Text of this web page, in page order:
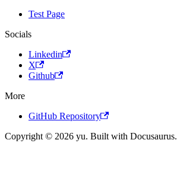
Test Page
Socials
Linkedin
X
Github
More
GitHub Repository
Copyright © 2026 yu. Built with Docusaurus.